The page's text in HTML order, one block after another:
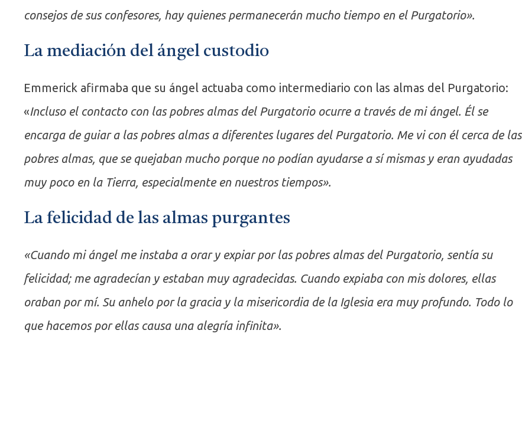
consejos de sus confesores, hay quienes permanecerán mucho tiempo en el Purgatorio».
La mediación del ángel custodio
Emmerick afirmaba que su ángel actuaba como intermediario con las almas del Purgatorio:
«Incluso el contacto con las pobres almas del Purgatorio ocurre a través de mi ángel. Él se
encarga de guiar a las pobres almas a diferentes lugares del Purgatorio. Me vi con él cerca de las
pobres almas, que se quejaban mucho porque no podían ayudarse a sí mismas y eran ayudadas
muy poco en la Tierra, especialmente en nuestros tiempos».
La felicidad de las almas purgantes
«Cuando mi ángel me instaba a orar y expiar por las pobres almas del Purgatorio, sentía su
felicidad; me agradecían y estaban muy agradecidas. Cuando expiaba con mis dolores, ellas
oraban por mí. Su anhelo por la gracia y la misericordia de la Iglesia era muy profundo. Todo lo
que hacemos por ellas causa una alegría infinita».